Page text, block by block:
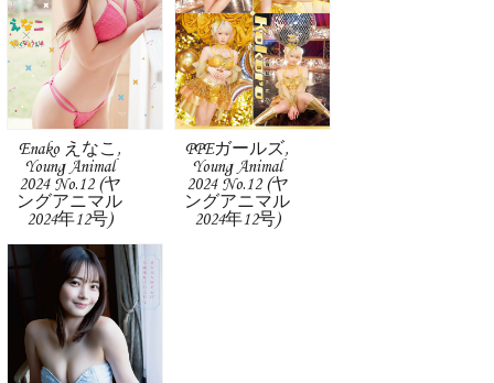
Enako えなこ,
Young Animal
2024 No.12 (ヤ
ングアニマル
2024年12号)
PPEガールズ,
Young Animal
2024 No.12 (ヤ
ングアニマル
2024年12号)